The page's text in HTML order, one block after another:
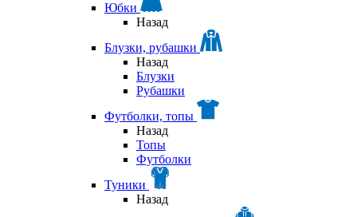
Юбки
Назад
Блузки, рубашки
Назад
Блузки
Рубашки
Футболки, топы
Назад
Топы
Футболки
Туники
Назад